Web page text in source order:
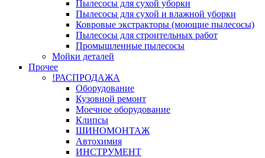
Пылесосы для сухой уборки
Пылесосы для сухой и влажной уборки
Ковровые экстракторы (моющие пылесосы)
Пылесосы для строительных работ
Промышленные пылесосы
Мойки деталей
Прочее
!РАСПРОДАЖА
Оборудование
Кузовной ремонт
Моечное оборудование
Клипсы
ШИНОМОНТАЖ
Автохимия
ИНСТРУМЕНТ